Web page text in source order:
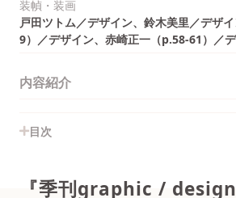
装幀・装画
戸田ツトム／デザイン、鈴木美里／デザ
9）／デザイン、赤崎正一（p.58-61）／
内容紹介
目次